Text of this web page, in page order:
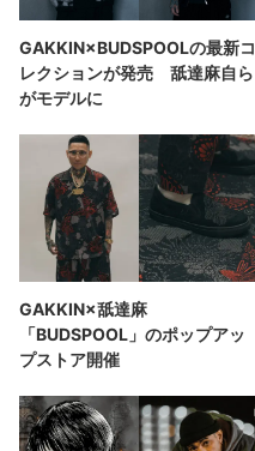
GAKKIN×BUDSPOOLの最新コ
レクションが発売 舐達麻自ら
がモデルに
GAKKIN×舐達麻
「BUDSPOOL」のポップアッ
プストア開催